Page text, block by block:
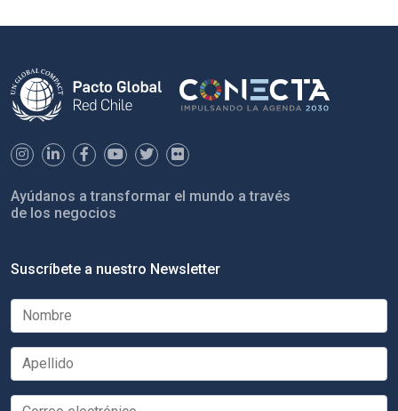
Ayúdanos a transformar el mundo a través
de los negocios
Suscríbete a nuestro Newsletter